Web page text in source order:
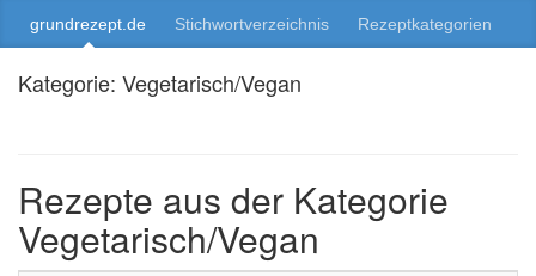
grundrezept.de Stichwortverzeichnis Rezeptkategorien
Kategorie: Vegetarisch/Vegan
Rezepte aus der Kategorie
Vegetarisch/Vegan